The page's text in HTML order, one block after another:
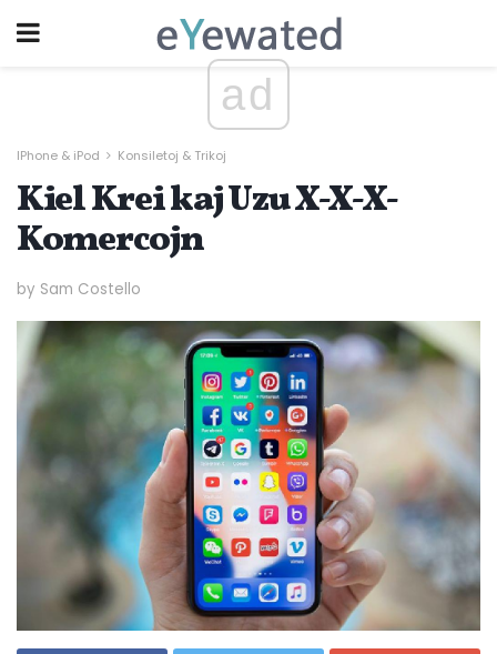
ad
IPhone & iPod Konsiletoj & Trikoj
Kiel Krei kaj Uzu X-X-X-
Komercojn
by Sam Costello